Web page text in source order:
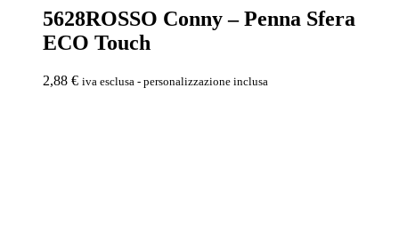
5628ROSSO Conny – Penna Sfera
ECO Touch
2,88 € iva esclusa - personalizzazione inclusa